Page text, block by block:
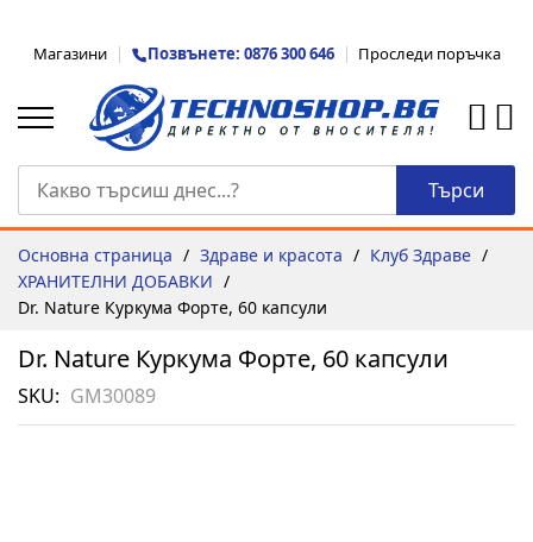
към
съдържанието
Магазини Позвънете: 0876 300 646 Проследи поръчка
Търси
Основна страница Здраве и красота
Клуб Здраве
ХРАНИТЕЛНИ ДОБАВКИ
Dr. Nature Куркума Форте, 60 капсули
Dr. Nature Куркума Форте, 60 капсули
SKU GM30089